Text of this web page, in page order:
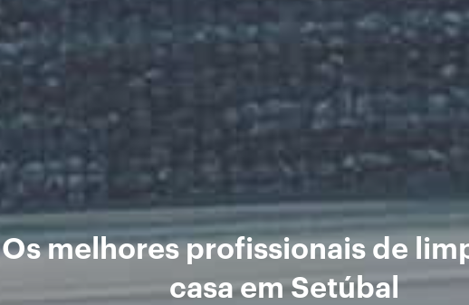
Os melhores profissionais de
casa em Setúbal